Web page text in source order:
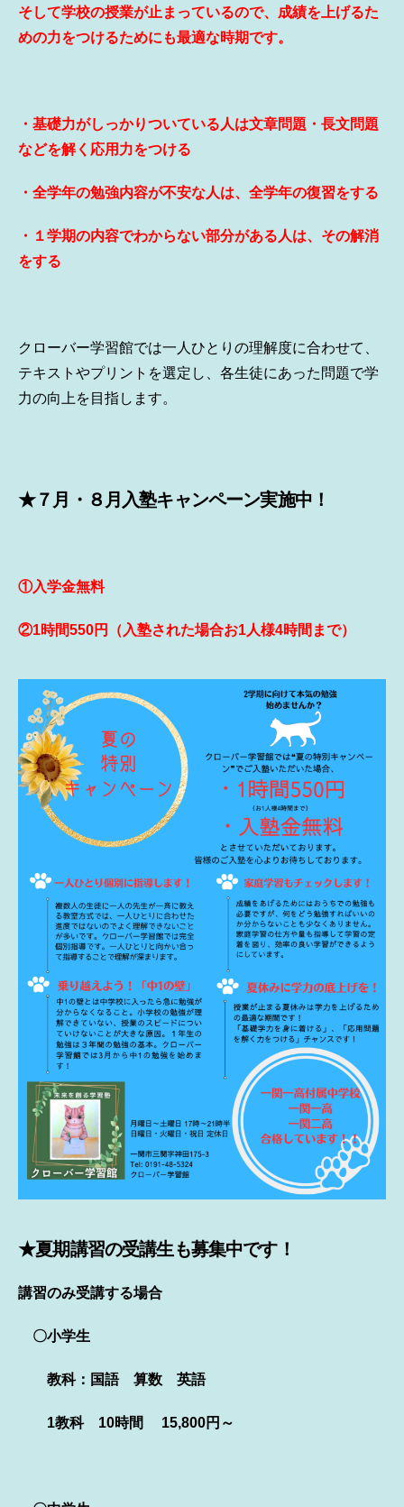
そして学校の授業が止まっているので、成績を上げるた
めの力をつけるためにも最適な時期です。
・基礎力がしっかりついている人は文章問題・長文問題
などを解く応用力をつける
・全学年の勉強内容が不安な人は、全学年の復習をする
・１学期の内容でわからない部分がある人は、その解消
をする
クローバー学習館では一人ひとりの理解度に合わせて、
テキストやプリントを選定し、各生徒にあった問題で学
力の向上を目指します。
★７月・８月入塾キャンペーン実施中！
①入学金無料
②1時間550円（入塾された場合お1人様4時間まで）
★夏期講習の受講生も募集中です！
講習のみ受講する場合
〇小学生
教科： 国語 算数 英語
1教科 10時間 15,800円 ～